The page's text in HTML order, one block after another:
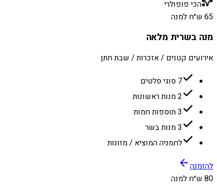
הכי פופולרי
65 ש״ח למנה
מנה בשרית מלאה
אירועים קטנים / אזכרות / שבת חתן
7 סוגי סלטים
2 מנות ראשונות
3 תוספות חמות
3 מנות בשר
לחמניה המוציא / מזונות
להזמנה
80 ש״ח למנה